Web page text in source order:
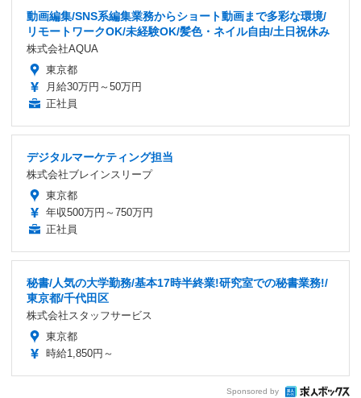
動画編集/SNS系編集業務からショート動画まで多彩な環境/
リモートワークOK/未経験OK/髪色・ネイル自由/土日祝休み
株式会社AQUA
東京都
月給30万円～50万円
正社員
デジタルマーケティング担当
株式会社ブレインスリープ
東京都
年収500万円～750万円
正社員
秘書/人気の大学勤務/基本17時半終業!研究室での秘書業務!/
東京都/千代田区
株式会社スタッフサービス
東京都
時給1,850円～
Sponsored by